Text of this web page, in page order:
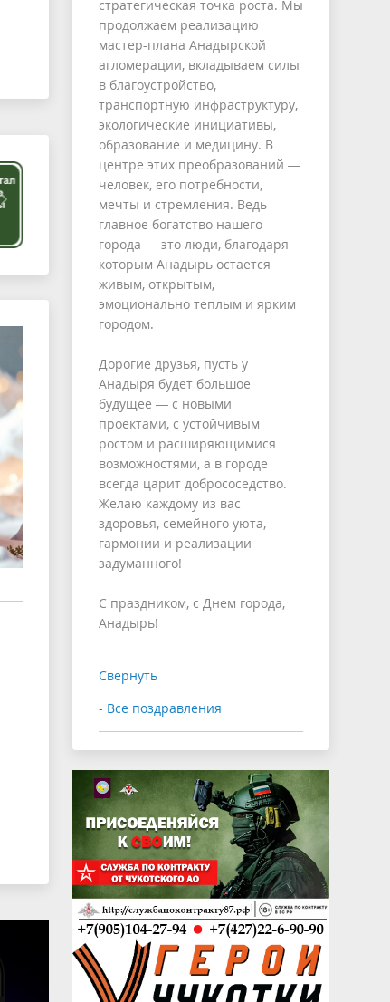
стратегическая точка роста. Мы
продолжаем реализацию
мастер-плана Анадырской
агломерации, вкладываем силы
в благоустройство,
транспортную инфраструктуру,
экологические инициативы,
образование и медицину. В
центре этих преобразований —
человек, его потребности,
мечты и стремления. Ведь
главное богатство нашего
города — это люди, благодаря
которым Анадырь остается
живым, открытым,
эмоционально теплым и ярким
городом.
Дорогие друзья, пусть у
Анадыря будет большое
будущее — с новыми
проектами, с устойчивым
ростом и расширяющимися
возможностями, а в городе
всегда царит добрососедство.
Желаю каждому из вас
здоровья, семейного уюта,
гармонии и реализации
задуманного!
С праздником, с Днем города,
Анадырь!
Свернуть
- Все поздравления